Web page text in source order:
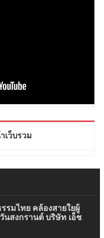
เว็บรวม
รมไทย คล้องสายใยผู้
นสงกรานต์ บริษัท เอ็ช